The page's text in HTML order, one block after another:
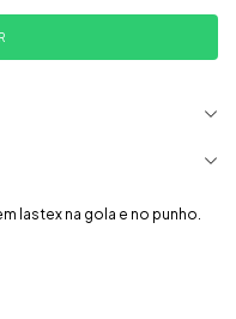
lastex na gola e no punho.